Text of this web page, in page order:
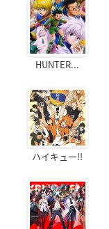
HUNTER...
ハイキュー!!